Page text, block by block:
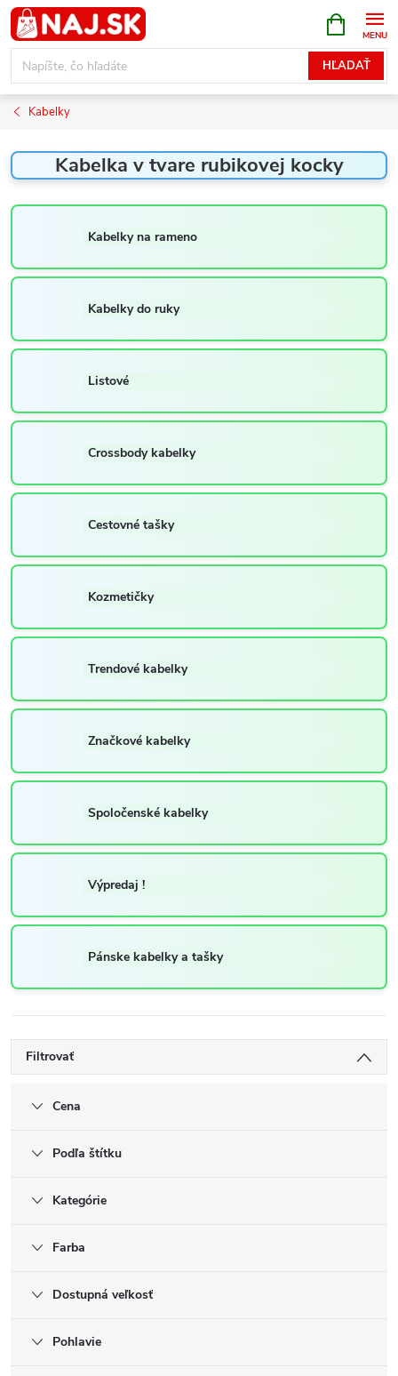
Prejsť
na
obsah
HĽADAŤ
KOŠÍK
Kabelky
Kabelka v tvare rubikovej kocky
Kabelky na rameno
Kabelky do ruky
Listové
Crossbody kabelky
Cestovné tašky
Kozmetičky
Trendové kabelky
Značkové kabelky
Spoločenské kabelky
Výpredaj !
Pánske kabelky a tašky
Filtrovať
Cena
Podľa štítku
Kategórie
Farba
Dostupná veľkosť
Pohlavie